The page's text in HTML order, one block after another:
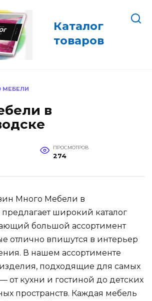
Каталог
товаров
МЕБЕЛИ
в
ПРОСМОТРОВ
274
Много Мебели в
широкий каталог
большой ассортимент
отлично впишутся в интерьер
В нашем ассортименте
подходящие для самых
от кухни и гостиной до детских
пространств. Каждая мебель